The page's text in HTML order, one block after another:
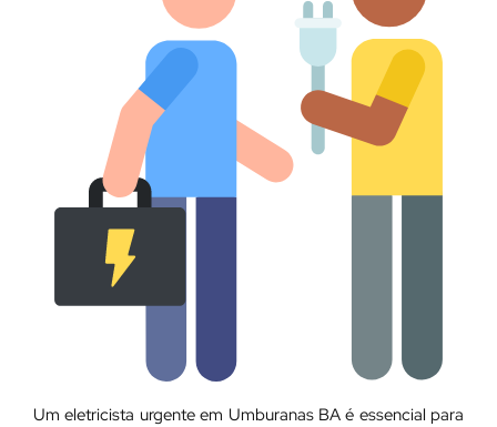
Um eletricista urgente em Umburanas BA é essencial para